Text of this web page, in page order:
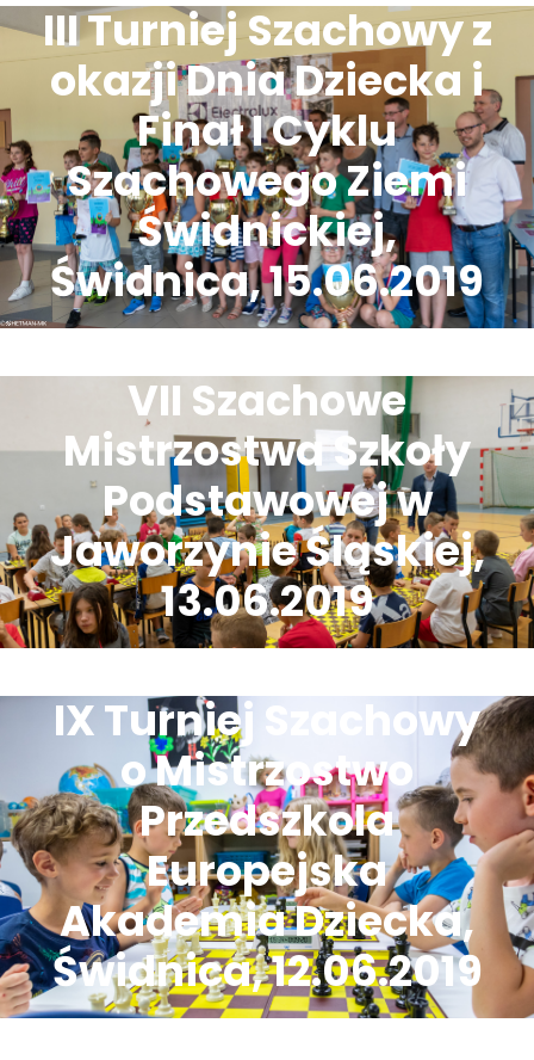
III Turniej Szachowy z
okazji Dnia Dziecka i
Finał I Cyklu
Szachowego Ziemi
Świdnickiej,
Świdnica, 15.06.2019
VII Szachowe
Mistrzostwa Szkoły
Podstawowej w
Jaworzynie Śląskiej,
13.06.2019
IX Turniej Szachowy
o Mistrzostwo
Przedszkola
Europejska
Akademia Dziecka,
Świdnica, 12.06.2019